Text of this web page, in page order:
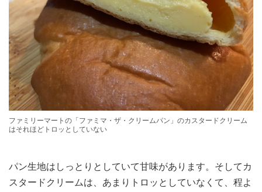
ファミリーマートの「ファミマ・ザ・クリームパン」のカスタードクリーム
はそれほどトロッとしていない
パン生地はしっとりとしていて甘味があります。そしてカ
スタードクリームは、あまりトロッとしていなくて、程よ